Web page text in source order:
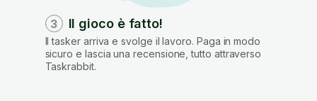
3 Il gioco è fatto!
Il tasker arriva e svolge il lavoro. Paga in modo
sicuro e lascia una recensione, tutto attraverso
Taskrabbit.